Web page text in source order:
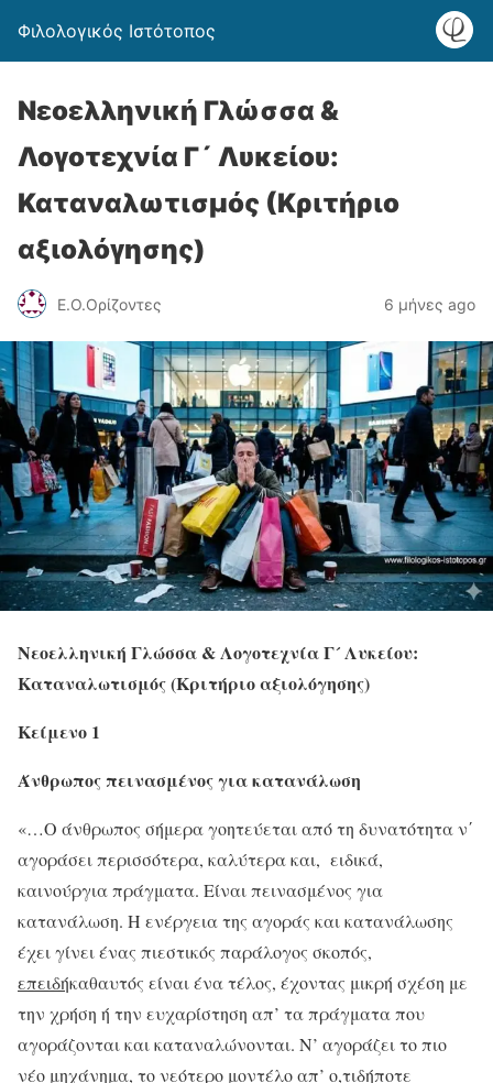
Φιλολογικός Ιστότοπος
Νεοελληνική Γλώσσα &
Λογοτεχνία Γ´ Λυκείου:
Καταναλωτισμός (Κριτήριο
αξιολόγησης)
Ε.Ο.Ορίζοντες 6 μήνες ago
Νεοελληνική Γλώσσα & Λογοτεχνία Γ´ Λυκείου:
Καταναλωτισμός (Κριτήριο αξιολόγησης)
Κείμενο 1
Άνθρωπος πεινασμένος για κατανάλωση
«…Ο άνθρωπος σήμερα γοητεύεται από τη δυνατότητα ν΄
αγοράσει περισσότερα, καλύτερα και, ειδικά,
καινούργια πράγματα. Είναι πεινασμένος για
κατανάλωση. Η ενέργεια της αγοράς και κατανάλωσης
έχει γίνει ένας πιεστικός παράλογος σκοπός,
επειδήκαθαυτός είναι ένα τέλος, έχοντας μικρή σχέση με
την χρήση ή την ευχαρίστηση απ’ τα πράγματα που
αγοράζονται και καταναλώνονται. Ν’ αγοράζει το πιο
νέο μηχάνημα, το νεότερο μοντέλο απ’ ο,τιδήποτε